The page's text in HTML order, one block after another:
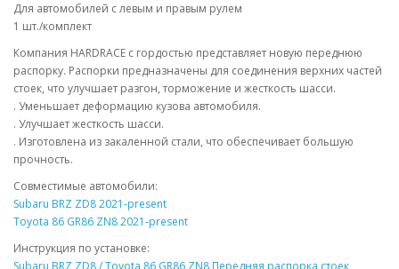
Для автомобилей с левым и правым рулем
1 шт./комплект
Компания HARDRACE с гордостью представляет новую переднюю
распорку. Распорки предназначены для соединения верхних частей
стоек, что улучшает разгон, торможение и жесткость шасси.
. Уменьшает деформацию кузова автомобиля.
. Улучшает жесткость шасси.
. Изготовлена из закаленной стали, что обеспечивает большую
прочность.
Совместимые автомобили:
Subaru BRZ ZD8 2021-present
Toyota 86 GR86 ZN8 2021-present
Инструкция по установке:
Subaru BRZ ZD8 / Toyota 86 GR86 ZN8 Передняя распорка стоек